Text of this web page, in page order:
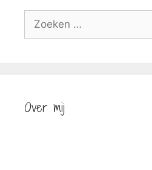
naar:
Over mij